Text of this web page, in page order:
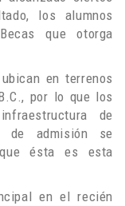
los alumnos
que otorga
en terrenos
por lo que los
de
de admisión se
ésta es esta
en el recién